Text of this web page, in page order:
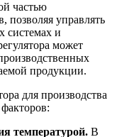
частью
управлять
системах и
может
продукции.
для производства
температурой. В